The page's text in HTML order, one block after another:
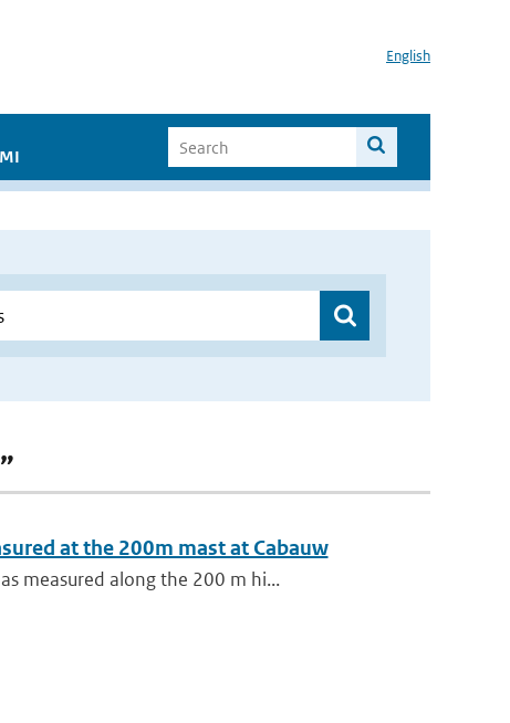
English
at the 200m mast at Cabauw
measured along the 200 m hi...